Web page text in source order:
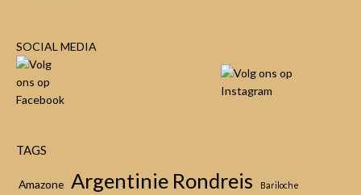
SOCIAL MEDIA
TAGS
Amazone Argentinie Rondreis Bariloche